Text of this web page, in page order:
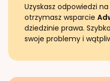
Uzyskasz odpowiedzi
otrzymasz wsparcie
dziedzinie prawa.
swoje problemy i